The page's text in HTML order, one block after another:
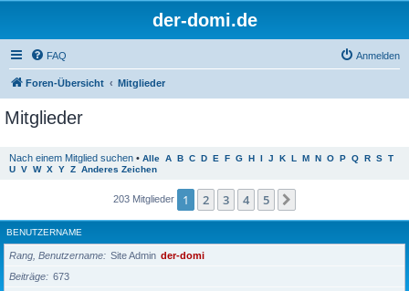
der-domi.de
FAQ Anmelden
Foren-Übersicht Mitglieder
Mitglieder
Nach einem Mitglied suchen • Alle A B C D E F G H I J K L M N O P Q R S T
U V W X Y Z Anderes Zeichen
203 Mitglieder 1 2 3 4 5
BENUTZERNAME
Rang, Benutzername Site Admin der-domi
Beiträge
673